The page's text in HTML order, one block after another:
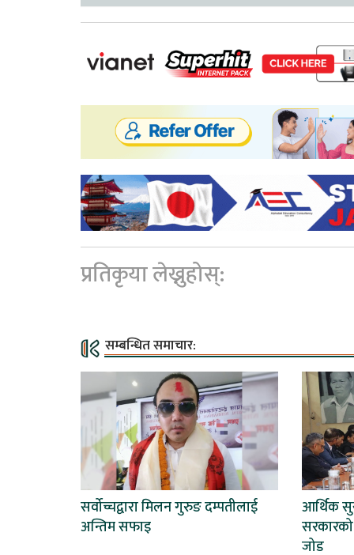
प्रतिकृया लेख्नुहोस्:
सम्बन्धित समाचार:
सर्वोच्चद्वारा मिलन गुरुङ दम्पतीलाई
अन्तिम सफाइ
आर्थिक
जोड